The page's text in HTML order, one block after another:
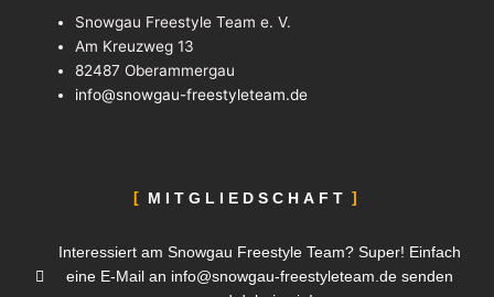
-
m
Snowgau Freestyle Team e. V.
Am Kreuzweg 13
82487 Oberammergau
info@snowgau-freestyleteam.de
MITGLIEDSCHAFT
Interessiert am Snowgau Freestyle Team? Super! Einfach
eine E-Mail an info@snowgau-freestyleteam.de senden